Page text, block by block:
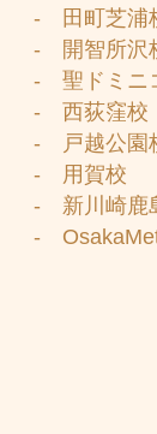
- 田町芝浦
- 開智所沢
- 聖ドミニ
- 西荻窪校
- 戸越公園
- 用賀校
- 新川崎鹿
-